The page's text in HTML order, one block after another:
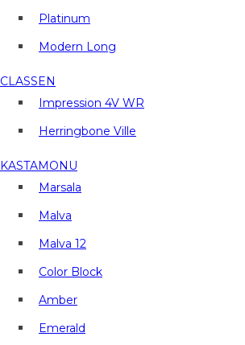
Platinum
Modern Long
CLASSEN
Impression 4V WR
Herringbone Ville
KASTAMONU
Marsala
Malva
Malva 12
Color Block
Amber
Emerald